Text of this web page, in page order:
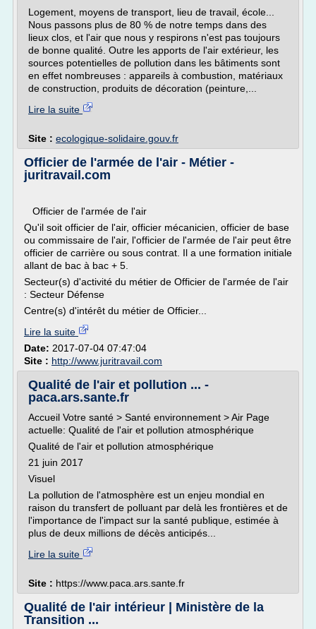
Logement, moyens de transport, lieu de travail, école...
Nous passons plus de 80 % de notre temps dans des
lieux clos, et l'air que nous y respirons n'est pas toujours
de bonne qualité. Outre les apports de l'air extérieur, les
sources potentielles de pollution dans les bâtiments sont
en effet nombreuses : appareils à combustion, matériaux
de construction, produits de décoration (peinture,...
Lire la suite
Site : ecologique-solidaire.gouv.fr
Officier de l'armée de l'air - Métier -
juritravail.com
Officier de l'armée de l'air
Qu'il soit officier de l'air, officier mécanicien, officier de base
ou commissaire de l'air, l'officier de l'armée de l'air peut être
officier de carrière ou sous contrat. Il a une formation initiale
allant de bac à bac + 5.
Secteur(s) d'activité du métier de Officier de l'armée de l'air
: Secteur Défense
Centre(s) d'intérêt du métier de Officier...
Lire la suite
Date: 2017-07-04 07:47:04
Site : http://www.juritravail.com
Qualité de l'air et pollution ... -
paca.ars.sante.fr
Accueil Votre santé > Santé environnement > Air Page
actuelle: Qualité de l'air et pollution atmosphérique
Qualité de l'air et pollution atmosphérique
21 juin 2017
Visuel
La pollution de l'atmosphère est un enjeu mondial en
raison du transfert de polluant par delà les frontières et de
l'importance de l'impact sur la santé publique, estimée à
plus de deux millions de décès anticipés...
Lire la suite
Site : https://www.paca.ars.sante.fr
Qualité de l'air intérieur | Ministère de la
Transition ...